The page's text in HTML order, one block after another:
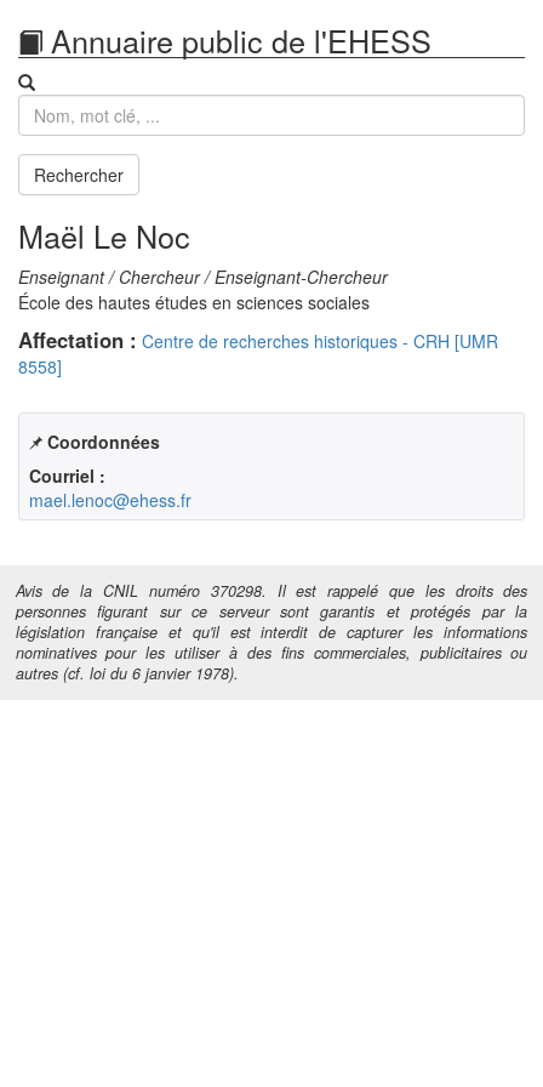
Annuaire public de l'EHESS
Recherche
Rechercher
Maël Le Noc
Enseignant / Chercheur / Enseignant-Chercheur
École des hautes études en sciences sociales
Affectation : Centre de recherches historiques - CRH [UMR
8558]
Coordonnées
Courriel :
mael.lenoc@ehess.fr
Avis de la CNIL numéro 370298. Il est rappelé que les droits des
personnes figurant sur ce serveur sont garantis et protégés par la
législation française et qu'il est interdit de capturer les informations
nominatives pour les utiliser à des fins commerciales, publicitaires ou
autres (cf. loi du 6 janvier 1978).